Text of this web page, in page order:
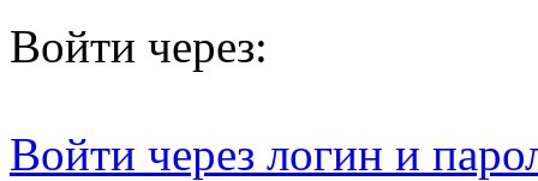
Войти через:
Войти через логин и